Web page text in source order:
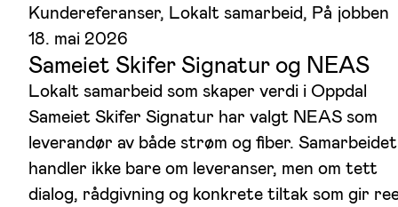
Kundereferanser, Lokalt samarbeid, På jobben
18. mai 2026
Sameiet Skifer Signatur og NEAS
Lokalt samarbeid som skaper verdi i Oppdal
Sameiet Skifer Signatur har valgt NEAS som
leverandør av både strøm og fiber. Samarbeidet
handler ikke bare om leveranser, men om tett
dialog, rådgivning og konkrete tiltak som gir